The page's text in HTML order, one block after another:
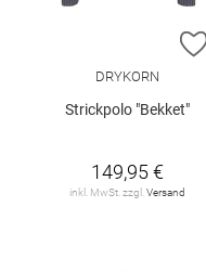
DRYKORN
Strickpolo "Bekket"
149,95 €
inkl. MwSt. zzgl. Versand